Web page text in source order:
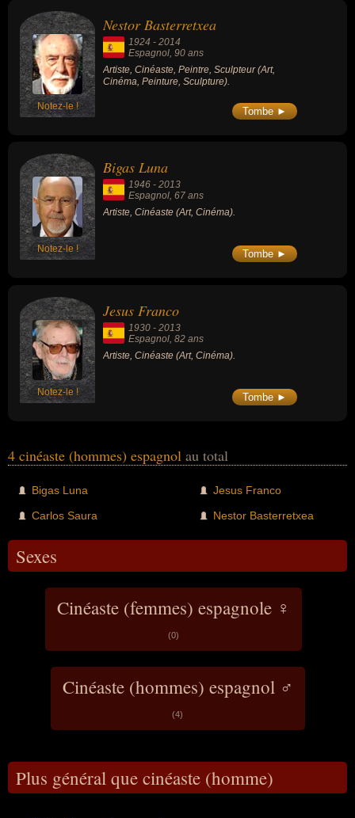
Notez-le !
Nestor Basterretxea
1924 - 2014
Espagnol , 90 ans
Artiste, Cinéaste, Peintre, Sculpteur (Art,
Cinéma, Peinture, Sculpture).
Tombe ►
Notez-le !
Bigas Luna
1946 - 2013
Espagnol, 67 ans
Artiste, Cinéaste (Art, Cinéma).
Tombe ►
Notez-le !
Jesus Franco
1930 - 2013
Espagnol , 82 ans
Artiste, Cinéaste (Art, Cinéma).
Tombe ►
4 cinéaste (hommes) espagnol au total
Bigas Luna
Carlos Saura
Jesus Franco
Nestor Basterretxea
Sexes
Cinéaste (femmes) espagnole ♀
(0)
Cinéaste (hommes) espagnol ♂
(4)
Plus général que cinéaste (homme)